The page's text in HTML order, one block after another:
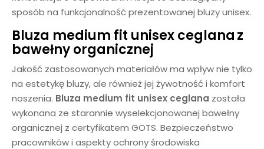
sposób na funkcjonalność prezentowanej bluzy unisex.
Bluza medium fit unisex ceglanaz
bawełny organicznej
Jakość zastosowanych materiałów ma wpływ nie tylko
na estetykę bluzy, ale również jej żywotność i komfort
noszenia. Bluza medium fit unisex ceglana została
wykonana ze starannie wyselekcjonowanej bawełny
organicznej z certyfikatem GOTS. Bezpieczeństwo
pracowników i aspekty ochrony środowiska